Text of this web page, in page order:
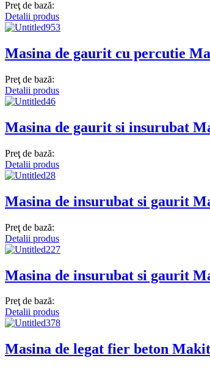
Preţ de bază:
Detalii produs
Masina de gaurit cu percutie
Preţ de bază:
Detalii produs
Masina de gaurit si insurubat
Preţ de bază:
Detalii produs
Masina de insurubat si gaurit
Preţ de bază:
Detalii produs
Masina de insurubat si gaurit
Preţ de bază:
Detalii produs
Masina de legat fier beton